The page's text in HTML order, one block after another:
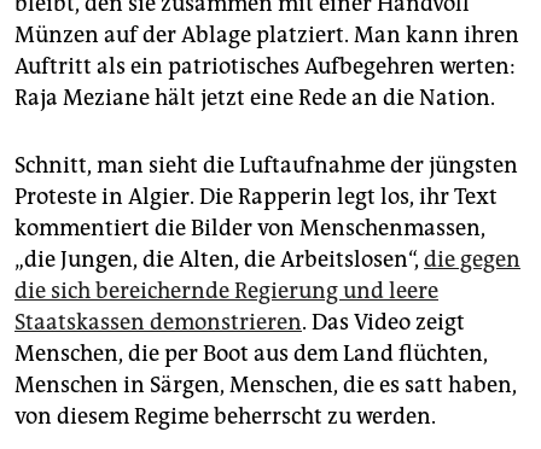
Münzen auf der Ablage platziert. Man kann ihren
Auftritt als ein patriotisches Aufbegehren werten:
Raja Meziane hält jetzt eine Rede an die Nation.
Schnitt, man sieht die Luftaufnahme der jüngsten
Proteste in Algier. Die Rapperin legt los, ihr Text
kommentiert die Bilder von Menschenmassen,
„die Jungen, die Alten, die Arbeitslosen“, die gegen
die sich bereichernde Regierung und leere
Staatskassen demonstrieren. Das Video zeigt
Menschen, die per Boot aus dem Land flüchten,
Menschen in Särgen, Menschen, die es satt haben,
von diesem Regime beherrscht zu werden.